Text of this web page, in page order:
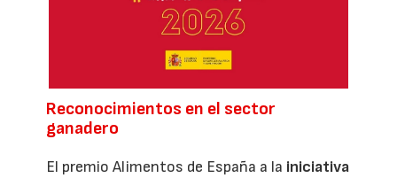
Reconocimientos en el sector
ganadero
El premio Alimentos de España a la iniciativa